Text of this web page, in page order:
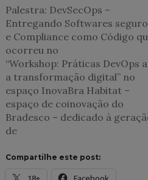
Palestra: DevSecOps –
Entregando Softwares
e Compliance como Código
ocorreu no
“Workshop: Práticas DevOps
a transformação digital” no
espaço InovaBra Habitat –
espaço de coinovação do
Bradesco – dedicado à
de
Compartilhe este post: